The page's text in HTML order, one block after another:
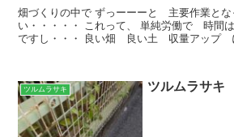
畑づくりの中で ずっーーーと 主要作業と
い・・・・・ これって、 単純労働で 時間
ですし・・・ 良い畑 良い土 収量アップ
ツルムラサキ ツルムラサ